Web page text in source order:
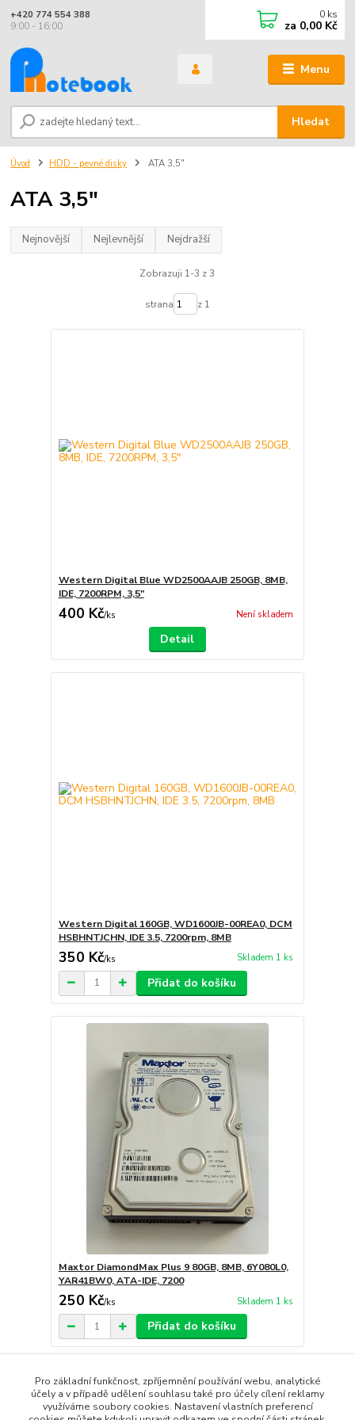
Menu
Hledat
+420 774 554 388
9:00 - 16:00
0 ks
za 0,00 Kč
Úvod HDD - pevné disky ATA 3,5"
ATA 3,5"
Nejnovější Nejlevnější Nejdražší
Zobrazuji 1-3 z 3
strana z 1
Western Digital Blue WD2500AAJB 250GB, 8MB,
IDE, 7200RPM, 3,5"
400 Kč/ks Není skladem
Detail
Western Digital 160GB, WD1600JB-00REA0, DCM
HSBHNTJCHN, IDE 3.5, 7200rpm, 8MB
350 Kč/ks Skladem 1 ks
Přidat do košíku
Maxtor DiamondMax Plus 9 80GB, 8MB, 6Y080L0,
YAR41BW0, ATA-IDE, 7200
250 Kč/ks Skladem 1 ks
Přidat do košíku
strana z 1
Pro základní funkčnost, zpříjemnění používání webu, analytické
účely a v případě udělení souhlasu také pro účely cílení reklamy
využíváme soubory cookies. Nastavení vlastních preferencí